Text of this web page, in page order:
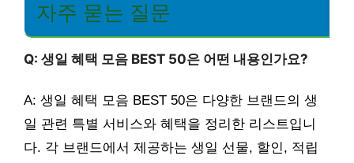
자주 묻는 질문
Q: 생일 혜택 모음 BEST 50은 어떤 내용인가요?
A: 생일 혜택 모음 BEST 50은 다양한 브랜드의 생
일 관련 특별 서비스와 혜택을 정리한 리스트입니
다. 각 브랜드에서 제공하는 생일 선물, 할인, 적립